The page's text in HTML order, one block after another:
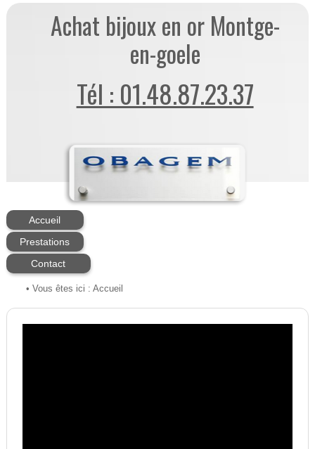
Achat bijoux en or Montge-
en-goele
Tél : 01.48.87.23.37
Accueil
Prestations
Contact
• Vous êtes ici : Accueil